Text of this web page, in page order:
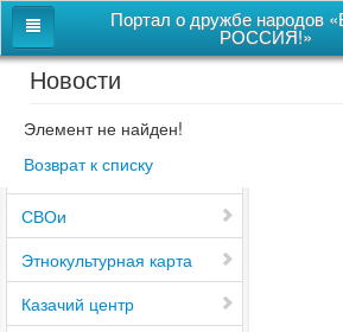
Портал о дружбе народов
РОССИЯ!»
Главная
Дом дружбы народов
Новости
СВОи
Этнокультурная карта
Казачий центр
Новости
Элемент не найден!
Возврат к списку